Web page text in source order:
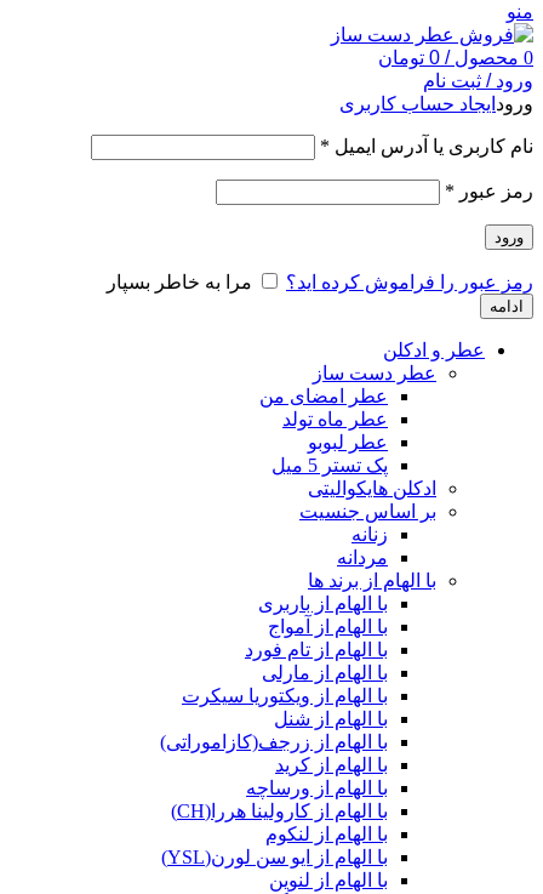
منو
0 محصول /
0 تومان
ورود / ثبت نام
ورود ایجاد حساب کاربری
نام کاربری یا آدرس ایمیل *
رمز عبور *
ورود
رمز عبور را فراموش کرده اید؟ مرا به خاطر بسپار
ادامه
عطر و ادکلن
عطر دست ساز
عطر امضای من
عطر ماه تولد
عطر لبوبو
پک تستر 5 میل
ادکلن هایکوالیتی
بر اساس جنسیت
زنانه
مردانه
با الهام از برند ها
با الهام از باربری
با الهام از آمواج
با الهام از تام فورد
با الهام از مارلی
با الهام از ویکتوریا سیکرت
با الهام از شنل
با الهام از زرجف(کازاموراتی)
با الهام از کرید
با الهام از ورساچه
با الهام از کارولینا هررا(CH)
با الهام از لنکوم
با الهام از ایو سن لورن(YSL)
با الهام از لنوین